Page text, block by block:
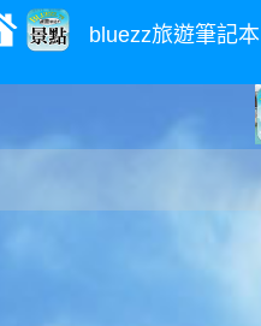
bluezz旅遊筆記本